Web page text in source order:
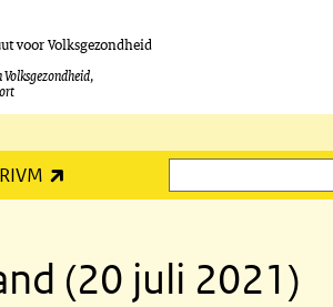
voor Volksgezondheid
Zoeken
(20 juli 2021)